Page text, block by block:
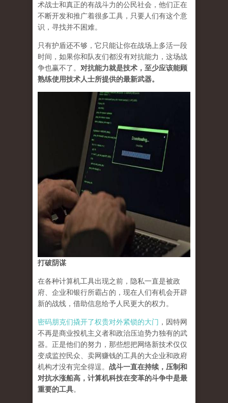
术战士和真正的有战斗力的公民社会，他们正在
不断开发和推广着很多工具，只要人们有这个意
识，寻找并不困难。
只有护盾还不够，它只能让你在战场上多活一段
时间，如果你和队友们都没有对抗能力，这场战
争也赢不了。 对抗能力就是技术，至少应该能顾
熟练使用技术人士所提供的最新武器。
打破阴谋
在各种计算机工具出现之前，隐私一直是被政
府、企业和银行所霸占的，现在人们有机会开辟
新的战线，借助信息给予人民更大的权力。
密码朋克们撬开了权贵对外紧锁的大门 ，因特网
不再是商业投机主义者和政治压迫势力独有的武
器。正是他们的努力，那些想把网络新技术仅仅
变成监控民众、卖网赚钱的工具的大企业和政府
机构才没有完全得逞。 战斗一直在持续，压制和
对抗水涨船高，计算机科技在变革的斗争中是最
重要的工具。